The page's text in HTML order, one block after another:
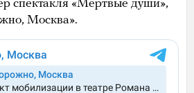
спектакля «Мертвые души»,
Москва».